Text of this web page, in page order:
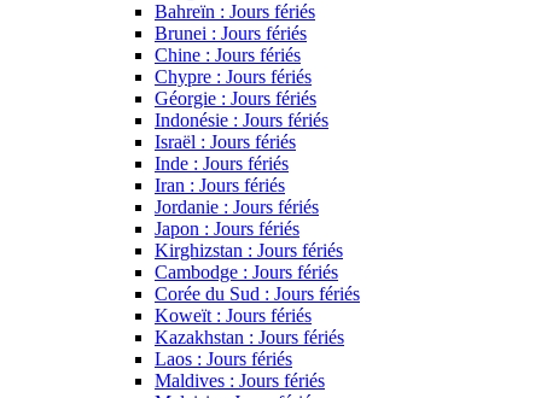
Bahreïn : Jours fériés
Brunei : Jours fériés
Chine : Jours fériés
Chypre : Jours fériés
Géorgie : Jours fériés
Indonésie : Jours fériés
Israël : Jours fériés
Inde : Jours fériés
Iran : Jours fériés
Jordanie : Jours fériés
Japon : Jours fériés
Kirghizstan : Jours fériés
Cambodge : Jours fériés
Corée du Sud : Jours fériés
Koweït : Jours fériés
Kazakhstan : Jours fériés
Laos : Jours fériés
Maldives : Jours fériés